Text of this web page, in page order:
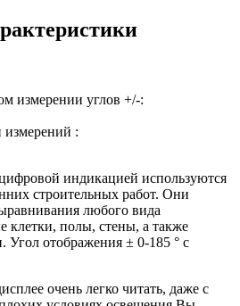
измерении углов +/-:
:
индикацией используются
строительных работ. Они
любого вида
клетки, полы, стены, а также
Угол отображения ± 0-185 ° с
очень легко читать, даже с